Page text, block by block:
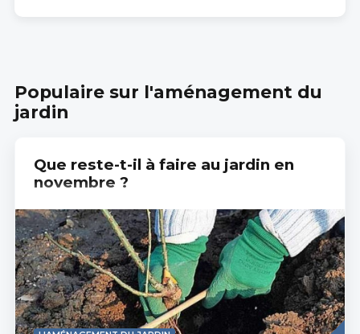
Populaire sur l'aménagement du
jardin
Que reste-t-il à faire au jardin en
novembre ?
Read